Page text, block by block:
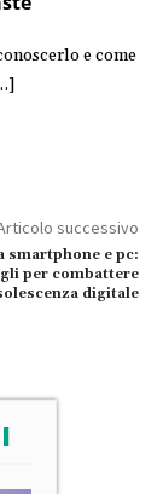
e come
successivo
smartphone e pc:
per combattere
digitale